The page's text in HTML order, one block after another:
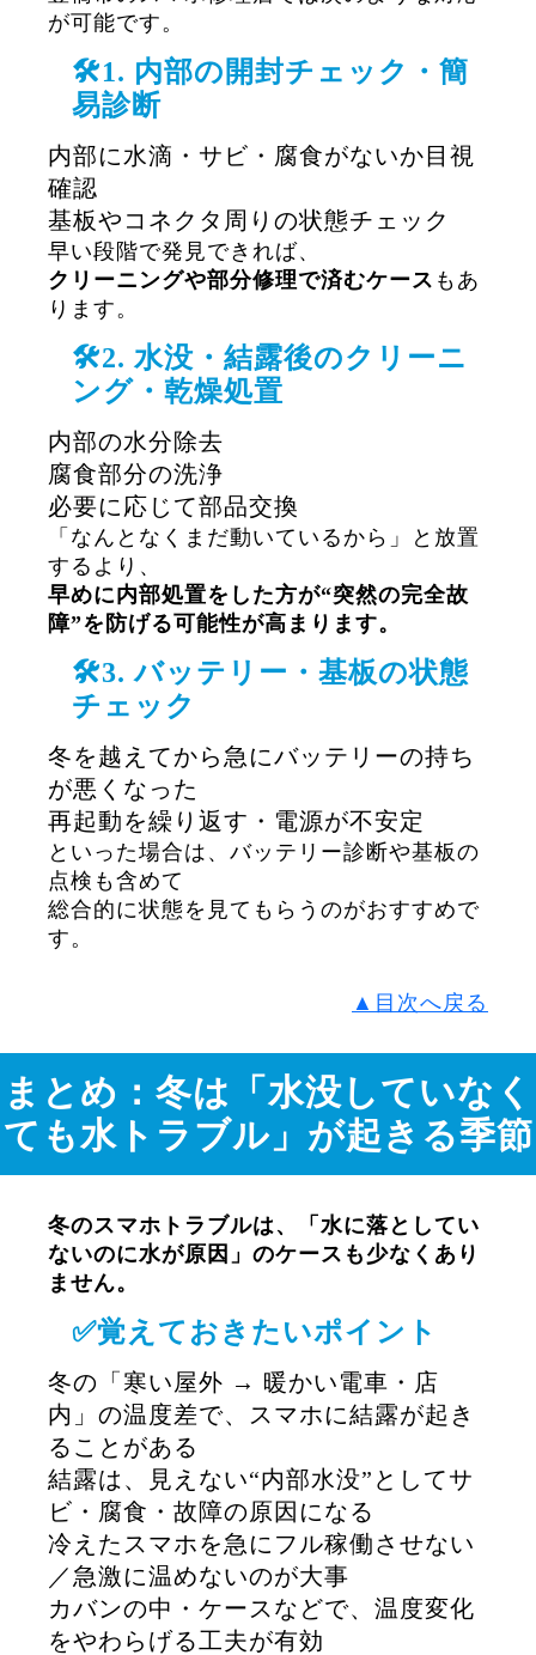
が可能です。
🛠1. 内部の開封チェック・簡
易診断
内部に水滴・サビ・腐食がないか目視
確認
基板やコネクタ周りの状態チェック
早い段階で発見できれば、
クリーニングや部分修理で済むケース もあ
ります。
🛠2. 水没・結露後のクリーニ
ング・乾燥処置
内部の水分除去
腐食部分の洗浄
必要に応じて部品交換
「なんとなくまだ動いているから」と放置
するより、
早めに内部処置をした方が“突然の完全故
障”を防げる可能性が高まります。
🛠3. バッテリー・基板の状態
チェック
冬を越えてから急にバッテリーの持ち
が悪くなった
再起動を繰り返す・電源が不安定
といった場合は、バッテリー診断や基板の
点検も含めて
総合的に状態を見てもらうのがおすすめで
す。
▲目次へ戻る
まとめ：冬は「水没していなく
ても水トラブル」が起きる季節
冬のスマホトラブルは、「水に落としてい
ないのに水が原因」のケースも少なくあり
ません。
✅覚えておきたいポイント
冬の「寒い屋外 → 暖かい電車・店
内」の温度差で、スマホに結露が起き
ることがある
結露は、見えない“内部水没”としてサ
ビ・腐食・故障の原因になる
冷えたスマホを急にフル稼働させない
／急激に温めないのが大事
カバンの中・ケースなどで、温度変化
をやわらげる工夫が有効